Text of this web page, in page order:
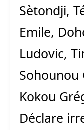
Sètondji,
Emile,
Ludovic,
Sohounou
Kokou
Déclare